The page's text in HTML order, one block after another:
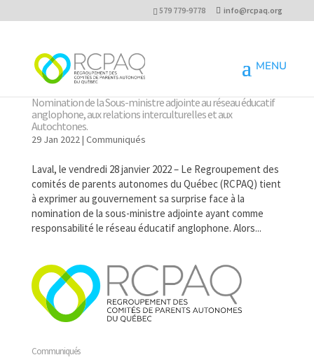
579 779-9778 info@rcpaq.org
Nomination de la Sous-ministre adjointe au réseau éducatif
anglophone, aux relations interculturelles et aux
Autochtones.
29 Jan 2022| Communiqués
Laval, le vendredi 28 janvier 2022 – Le Regroupement des
comités de parents autonomes du Québec (RCPAQ) tient
à exprimer au gouvernement sa surprise face à la
nomination de la sous-ministre adjointe ayant comme
responsabilité le réseau éducatif anglophone. Alors...
Communiqués